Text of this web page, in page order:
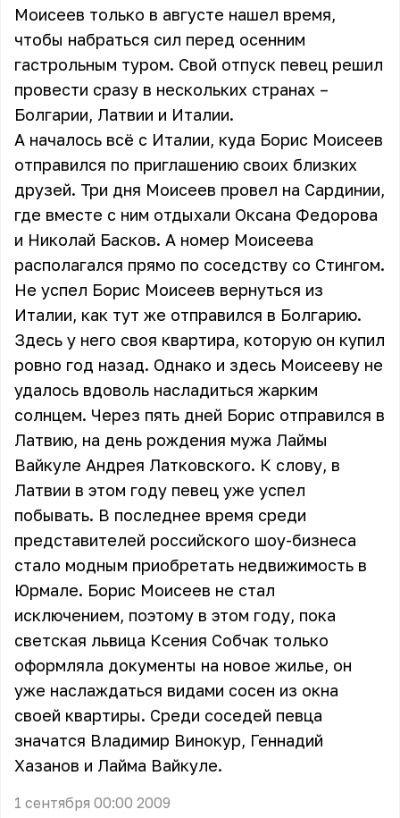
Моисеев только в августе нашел время,
чтобы набраться сил перед осенним
гастрольным туром. Свой отпуск певец решил
провести сразу в нескольких странах –
Болгарии, Латвии и Италии.
А началось всё с Италии, куда Борис Моисеев
отправился по приглашению своих близких
друзей. Три дня Моисеев провел на Сардинии,
где вместе с ним отдыхали Оксана Федорова
и Николай Басков. А номер Моисеева
располагался прямо по соседству со Стингом.
Не успел Борис Моисеев вернуться из
Италии, как тут же отправился в Болгарию.
Здесь у него своя квартира, которую он купил
ровно год назад. Однако и здесь Моисееву не
удалось вдоволь насладиться жарким
солнцем. Через пять дней Борис отправился в
Латвию, на день рождения мужа Лаймы
Вайкуле Андрея Латковского. К слову, в
Латвии в этом году певец уже успел
побывать. В последнее время среди
представителей российского шоу-бизнеса
стало модным приобретать недвижимость в
Юрмале. Борис Моисеев не стал
исключением, поэтому в этом году, пока
светская львица Ксения Собчак только
оформляла документы на новое жилье, он
уже наслаждаться видами сосен из окна
своей квартиры. Среди соседей певца
значатся Владимир Винокур, Геннадий
Хазанов и Лайма Вайкуле.
1 сентября 00:00 2009